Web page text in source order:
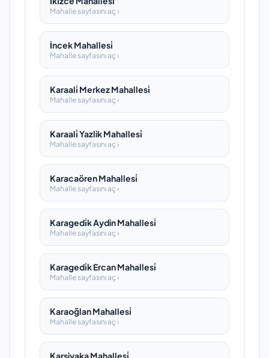
Mahalle sayfasını aç ›
İncek Mahallesi̇
Mahalle sayfasını aç ›
Karaali̇ Merkez Mahallesi̇
Mahalle sayfasını aç ›
Karaali̇ Yazlik Mahallesi̇
Mahalle sayfasını aç ›
Karacaören Mahallesi̇
Mahalle sayfasını aç ›
Karagedi̇k Aydin Mahallesi̇
Mahalle sayfasını aç ›
Karagedi̇k Ercan Mahallesi̇
Mahalle sayfasını aç ›
Karaoğlan Mahallesi̇
Mahalle sayfasını aç ›
Karşiyaka Mahallesi̇